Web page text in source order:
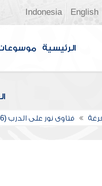
English
Indonesia
الرئيسية
فتاوى نور على الدرب (576)